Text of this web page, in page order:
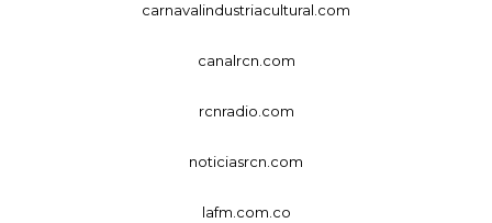
carnavalindustriacultural.com
canalrcn.com
rcnradio.com
noticiasrcn.com
lafm.com.co